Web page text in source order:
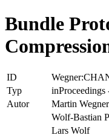
Bundle
ID
Typ
Autor
Martin Wegner
Wolf-Bastian
Lars Wolf